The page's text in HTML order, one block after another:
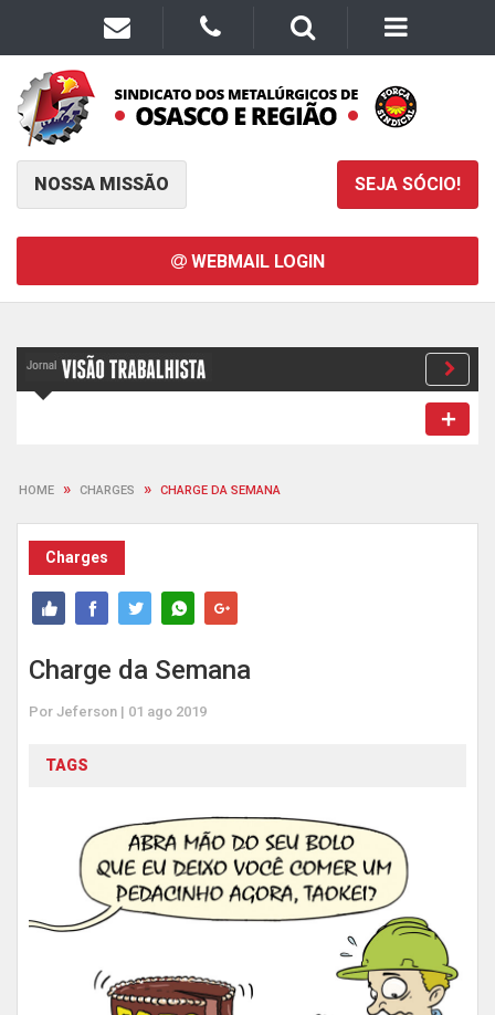
NOSSA MISSÃO SEJA SÓCIO!
WEBMAIL LOGIN
HOME » CHARGES » CHARGE DA SEMANA
Charges
Charge da Semana
Por Jeferson | 01 ago 2019
TAGS